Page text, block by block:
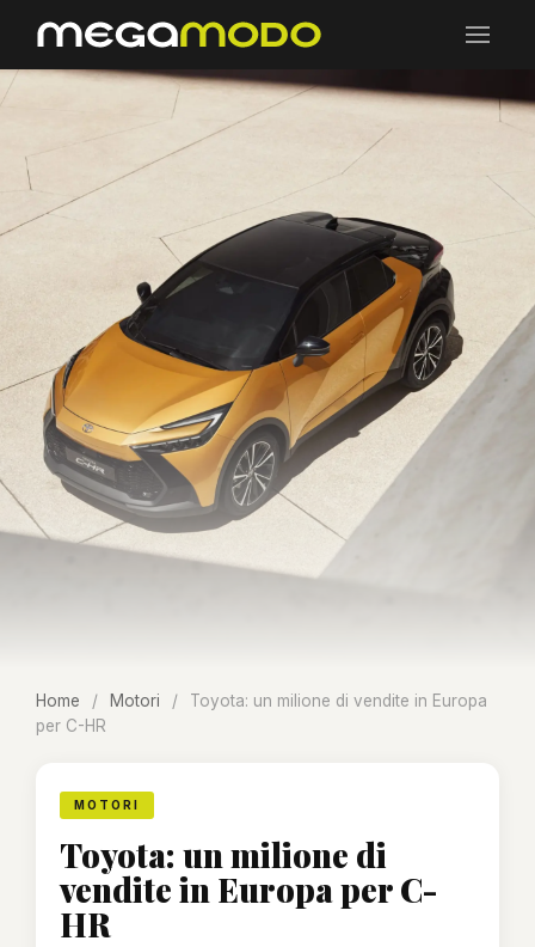
Home / Motori /
Toyota: un milione di vendite in Europa
per C-HR
MOTORI
Toyota: un milione di
vendite in Europa per C-
HR